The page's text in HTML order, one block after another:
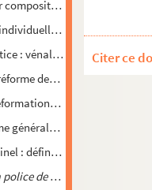
composition ; tribunaux de
inamovibilité des
: vénalité des charges
des lois et des
des délits et des
générale des lois civiles,
: définitions prises, pour la
police de Paris dévoilée
Citer ce